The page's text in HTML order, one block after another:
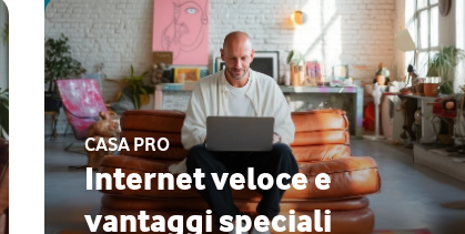
CASA PRO
Internet veloce e
vantaggi speciali